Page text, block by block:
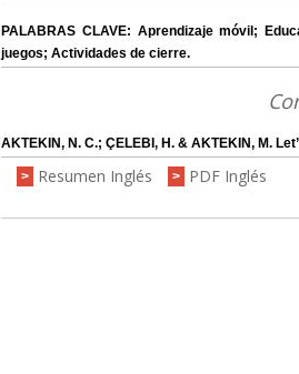
PALABRAS CLAVE: Aprendizaje móvil;
juegos; Actividades de cierre.
AKTEKIN, N. C.; ÇELEBI, H. & AKTEKIN, M.
> Resumen Inglés > PDF Inglés